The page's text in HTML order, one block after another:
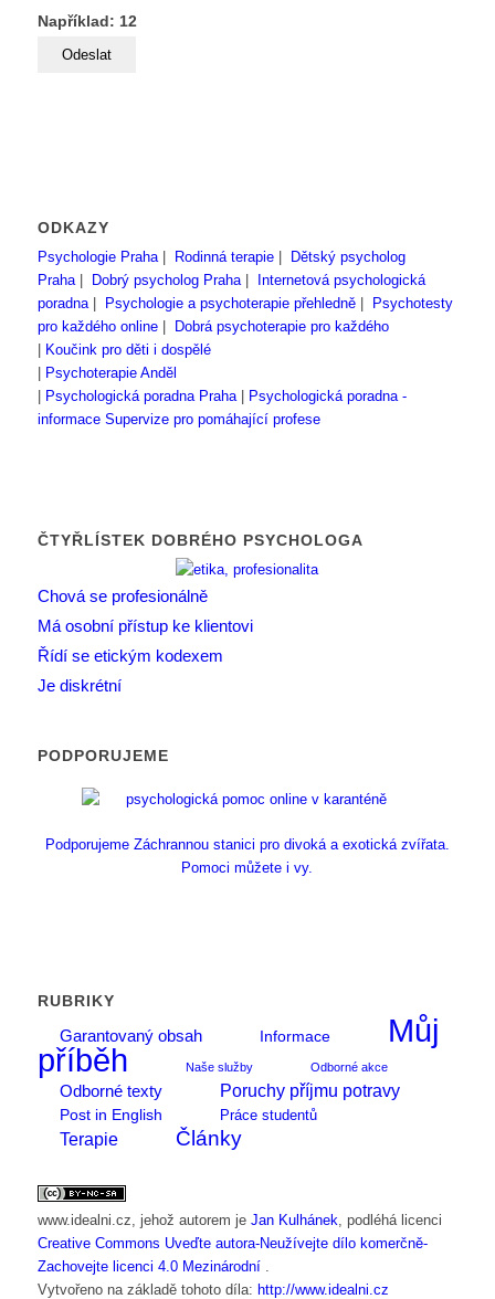
Například: 12
ODKAZY
Psychologie Praha| Rodinná terapie|
Dětský psycholog
Praha| Dobrý psycholog Praha|
Internetová psychologická
poradna| Psychologie a psychoterapie přehledně|
Psychotesty
pro každého online|
Dobrá psychoterapie pro každého
Koučink pro děti i dospělé
Psychoterapie Anděl
Psychologická poradna Praha|
Psychologická poradna -
informace Supervize pro pomáhající profese
ČTYŘLÍSTEK DOBRÉHO PSYCHOLOGA
Chová se profesionálně
Má osobní přístup ke klientovi
Řídí se etickým kodexem
Je diskrétní
PODPORUJEME
Podporujeme Záchrannou stanici pro divoká a exotická zvířata.
Pomoci můžete i vy.
RUBRIKY
Garantovaný obsah
Informace
Můj
příběh
Naše služby Odborné akce
Odborné texty Poruchy příjmu potravy
Post in English Práce studentů
Terapie Články
www.idealni.cz , jehož autorem je Jan Kulhánek , podléhá licenci
Creative Commons Uveďte autora-Neužívejte dílo komerčně-
Zachovejte licenci 4.0 Mezinárodní
Vytvořeno na základě tohoto díla: http://www.idealni.cz